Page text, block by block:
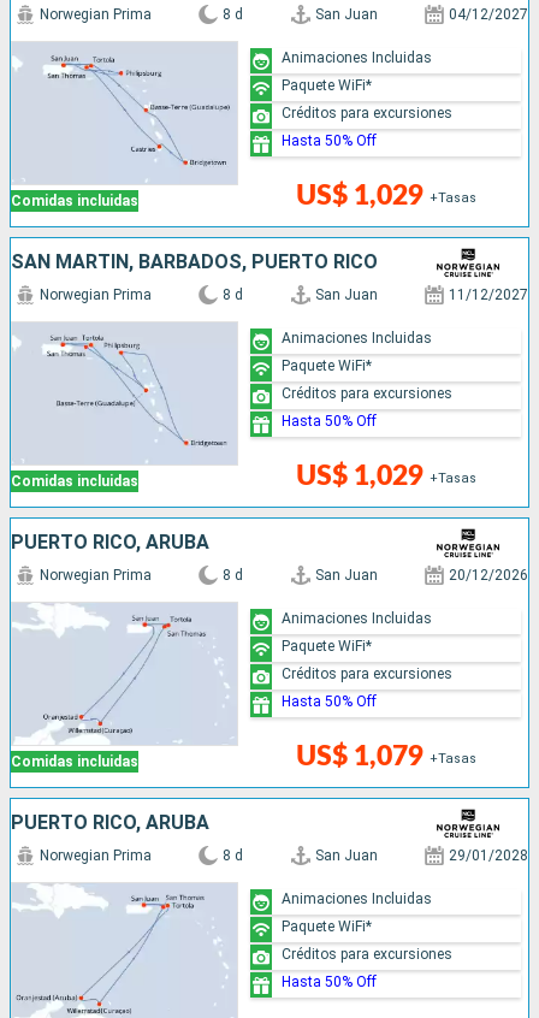
Comidas incluidas
Norwegian Prima 8 d San Juan 04/12/2027
US$ 1,029 +Tasas
Animaciones Incluidas
Paquete WiFi*
Créditos para excursiones
Hasta 50% Off
SAN MARTÍN, BARBADOS, PUERTO RICO
Comidas incluidas
Norwegian Prima 8 d San Juan 11/12/2027
US$ 1,029 +Tasas
Animaciones Incluidas
Paquete WiFi*
Créditos para excursiones
Hasta 50% Off
PUERTO RICO, ARUBA
Comidas incluidas
Norwegian Prima 8 d San Juan 20/12/2026
US$ 1,079 +Tasas
Animaciones Incluidas
Paquete WiFi*
Créditos para excursiones
Hasta 50% Off
PUERTO RICO, ARUBA
Norwegian Prima 8 d San Juan 29/01/2028
Animaciones Incluidas
Paquete WiFi*
Créditos para excursiones
Hasta 50% Off